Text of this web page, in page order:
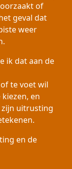
of
geval dat
weer
ik dat aan de
te voet wil
en
uitrusting
en de